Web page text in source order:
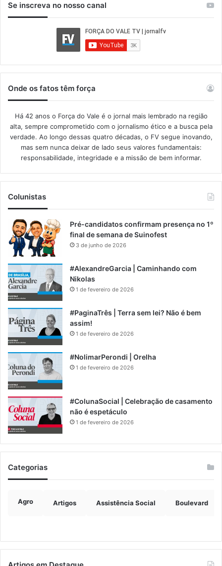
Se inscreva no nosso canal
Onde os fatos têm força
Há 42 anos o Força do Vale é o jornal mais lembrado na região
alta, sempre comprometido com o jornalismo ético e a busca pela
verdade. Ao longo dessas quatro décadas, o FV segue inovando,
mas sem nunca deixar de lado seus valores fundamentais:
responsabilidade, integridade e a missão de bem informar.​
Colunistas
Pré-candidatos confirmam presença no 1º
final de semana de Suinofest
3 de junho de 2026
#AlexandreGarcia | Caminhando com
Nikolas
1 de fevereiro de 2026
#PaginaTrês | Terra sem lei? Não é bem
assim!
1 de fevereiro de 2026
#NolimarPerondi | Orelha
1 de fevereiro de 2026
#ColunaSocial | Celebração de casamento
não é espetáculo
1 de fevereiro de 2026
Categorias
Agro Artigos Assistência Social Boulevard